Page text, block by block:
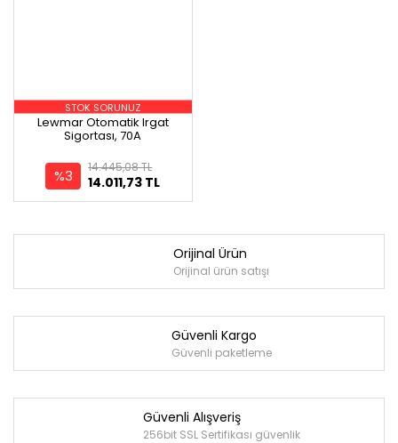
STOK SORUNUZ
Lewmar Otomatik Irgat
Sigortası, 70A
%3 14.011,73 TL
14.445,08 TL
Orijinal Ürün
Orijinal ürün satışı
Güvenli Kargo
Güvenli paketleme
Güvenli Alışveriş
256bit SSL Sertifikası güvenlik